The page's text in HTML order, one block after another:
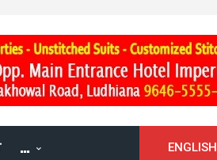
… ENGLISH